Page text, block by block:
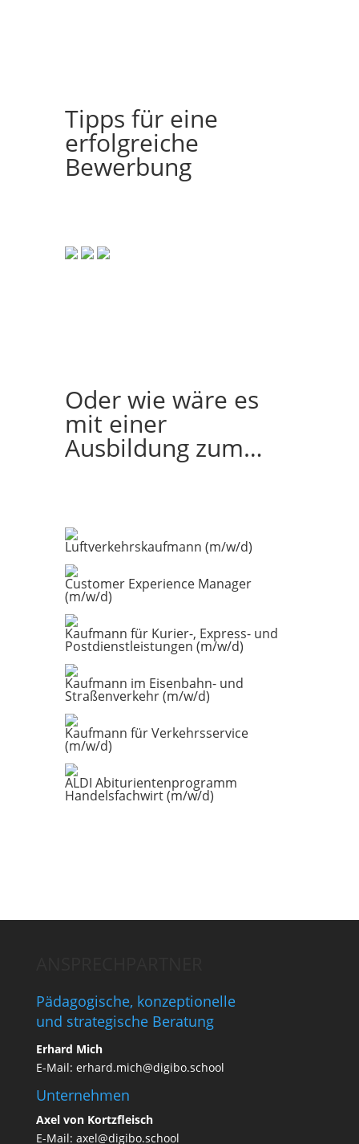
Tipps für eine
erfolgreiche
Bewerbung
Oder wie wäre es
mit einer
Ausbildung zum…
Luftverkehrskaufmann (m/w/d)
Customer Experience Manager
(m/w/d)
Kaufmann für Kurier-, Express- und
Postdienstleistungen (m/w/d)
Kaufmann im Eisenbahn- und
Straßenverkehr (m/w/d)
Kaufmann für Verkehrsservice
(m/w/d)
ALDI Abiturientenprogramm
Handelsfachwirt (m/w/d)
Pädagogische, konzeptionelle
und strategische Beratung
Erhard Mich
E-Mail: erhard.mich@digibo.school
Unternehmen
Axel von Kortzfleisch
E-Mail: axel@digibo.school